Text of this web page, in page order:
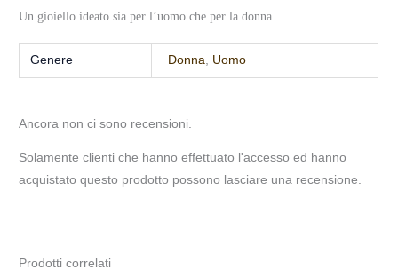
Un gioiello ideato sia per l’uomo che per la donna.
Genere Donna, Uomo
Ancora non ci sono recensioni.
Solamente clienti che hanno effettuato l'accesso ed hanno
acquistato questo prodotto possono lasciare una recensione.
Prodotti correlati